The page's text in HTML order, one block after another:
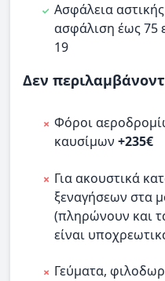
Ασφάλεια
ασφάλιση έως 75
19
Δεν
Φόροι
καυσίμων +235€
Για ακουστικά
ξεναγήσεων στα
(πληρώνουν και
είναι
Γεύματα,